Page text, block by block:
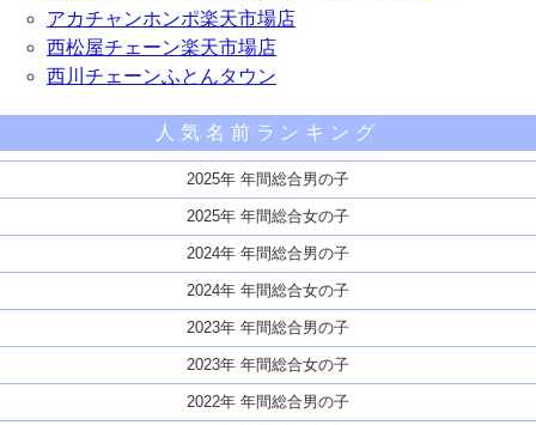
アカチャンホンポ楽天市場店
西松屋チェーン楽天市場店
西川チェーンふとんタウン
人気名前ランキング
2025年 年間総合男の子
2025年 年間総合女の子
2024年 年間総合男の子
2024年 年間総合女の子
2023年 年間総合男の子
2023年 年間総合女の子
2022年 年間総合男の子